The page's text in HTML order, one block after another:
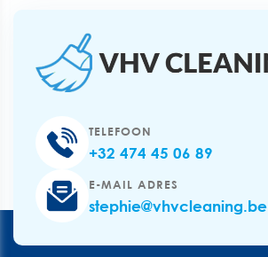
TELEFOON
+32 474 45 06 89
E-MAIL ADRES
stephie@vhvcleaning.be